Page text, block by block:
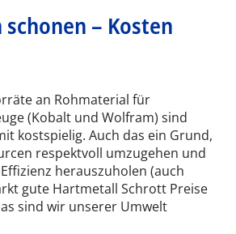
schonen – Kosten
an Rohmaterial für
(Kobalt und Wolfram) sind
kostspielig. Auch das ein Grund,
respektvoll umzugehen und
herauszuholen (auch
gute Hartmetall Schrott Preise
sind wir unserer Umwelt